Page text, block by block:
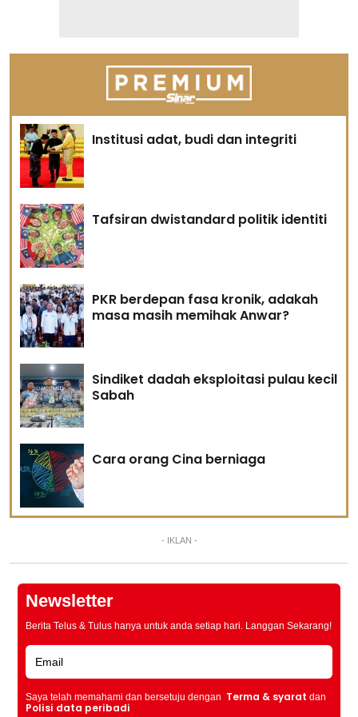
Institusi adat, budi dan integriti
Tafsiran dwistandard politik identiti
PKR berdepan fasa kronik, adakah
masa masih memihak Anwar?
Sindiket dadah eksploitasi pulau kecil
Sabah
Cara orang Cina berniaga
- IKLAN -
Newsletter
Berita Telus & Tulus hanya untuk anda setiap hari. Langgan Sekarang!
Saya telah memahami dan bersetuju dengan Terma & syarat dan
Polisi data peribadi